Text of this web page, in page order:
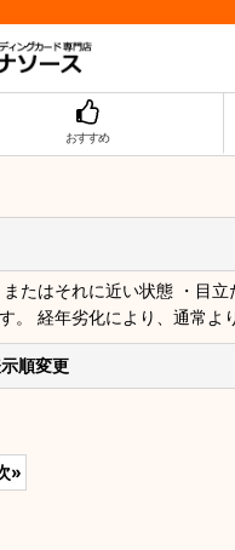
おすすめ
はそれに近い状態 ・目
経年劣化により、通常よ
順変更
»